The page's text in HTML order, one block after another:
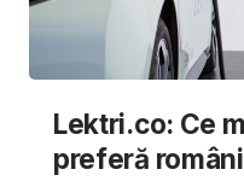
Lektri.co: Ce
preferă